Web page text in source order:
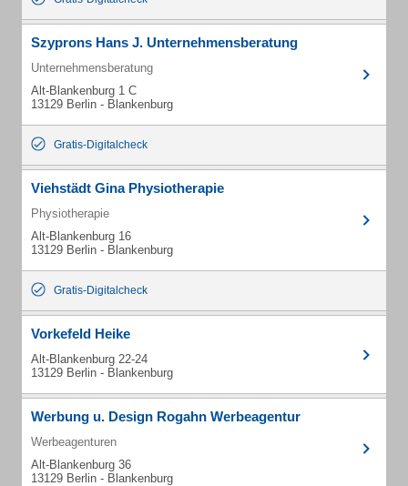
Szyprons Hans J. Unternehmensberatung
Unternehmensberatung
Alt-Blankenburg 1 C
13129 Berlin - Blankenburg
Gratis-Digitalcheck
Viehstädt Gina Physiotherapie
Physiotherapie
Alt-Blankenburg 16
13129 Berlin - Blankenburg
Gratis-Digitalcheck
Vorkefeld Heike
Alt-Blankenburg 22-24
13129 Berlin - Blankenburg
Werbung u. Design Rogahn Werbeagentur
Werbeagenturen
Alt-Blankenburg 36
13129 Berlin - Blankenburg